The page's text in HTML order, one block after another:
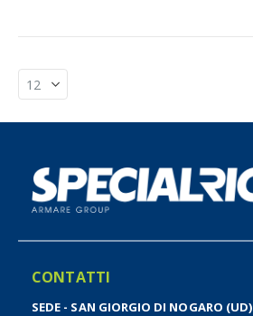
CONTATTI
SEDE - SAN GIORGIO DI NOGARO (UD)